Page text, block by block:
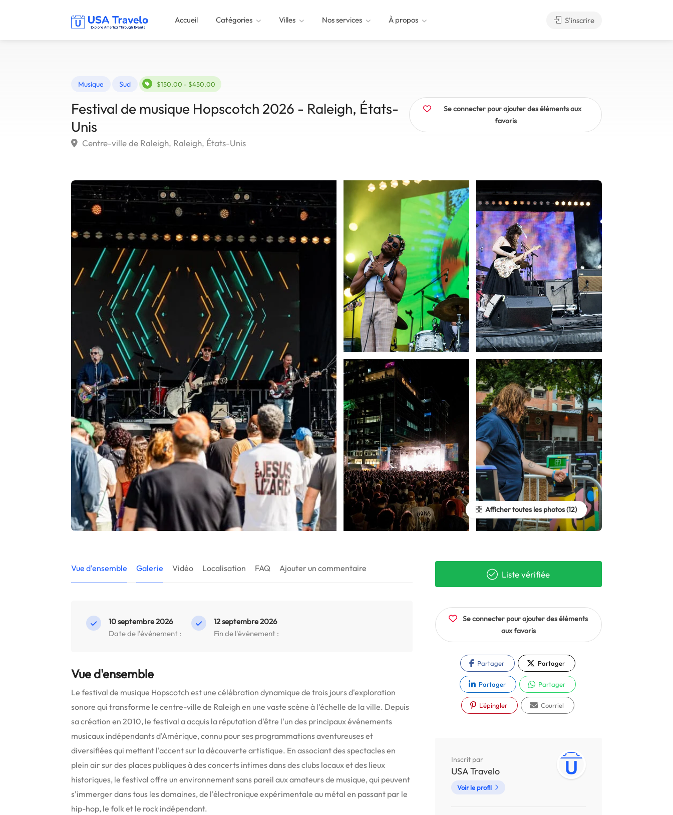
Accueil Catégories Villes Nos services À propos S'inscrire
Musique Sud $150,00 - $450,00
Festival de musique Hopscotch 2026 - Raleigh, États-
Unis
Centre-ville de Raleigh, Raleigh, États-Unis
Se connecter pour ajouter des éléments aux
favoris
Afficher toutes les photos
Vue d'ensemble Galerie Vidéo Localisation FAQ Ajouter un commentaire
10 septembre 2026
Date de l'événement :
12 septembre 2026
Fin de l'événement :
Vue d'ensemble
Le festival de musique Hopscotch est une célébration dynamique de trois jours d'exploration
sonore qui transforme le centre-ville de Raleigh en une vaste scène à l'échelle de la ville. Depuis
sa création en 2010, le festival a acquis la réputation d'être l'un des principaux événements
musicaux indépendants d'Amérique, connu pour ses programmations aventureuses et
diversifiées qui mettent l'accent sur la découverte artistique. En associant des spectacles en
plein air sur des places publiques à des concerts intimes dans des clubs locaux et des lieux
historiques, le festival offre un environnement sans pareil aux amateurs de musique, qui peuvent
s'immerger dans tous les domaines, de l'électronique expérimentale au métal en passant par le
hip-hop, le folk et le rock indépendant.
Liste vérifiée
Se connecter pour ajouter des éléments
aux favoris
Partager Partager
Partager Partager
L'épingler Courriel
Inscrit par
USA Travelo
Voir le profil